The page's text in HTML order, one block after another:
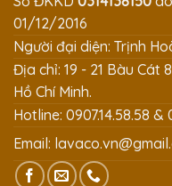
01/12/2016
Người đại diện: Trịnh
Địa chỉ: 19 - 21 Bàu Cát
Hồ Chí Minh.
Hotline: 0907.14.58.58 &
Email: